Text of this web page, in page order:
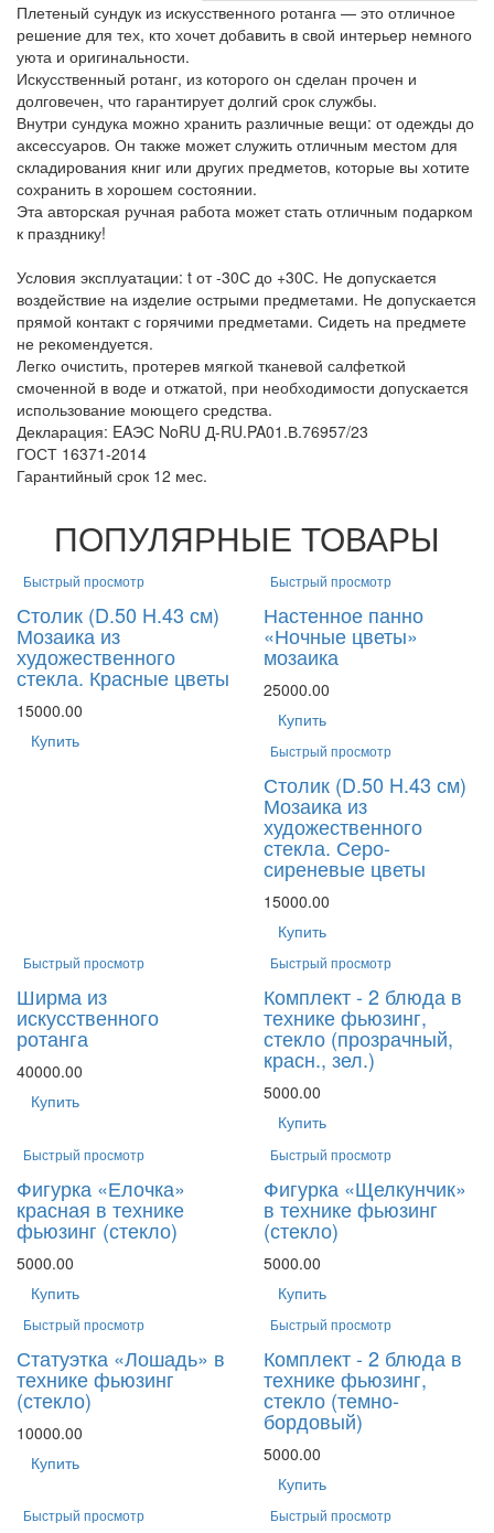
Плетеный сундук из искусственного ротанга — это отличное
решение для тех, кто хочет добавить в свой интерьер немного
уюта и оригинальности.
Искусственный ротанг, из которого он сделан прочен и
долговечен, что гарантирует долгий срок службы.
Внутри сундука можно хранить различные вещи: от одежды до
аксессуаров. Он также может служить отличным местом для
складирования книг или других предметов, которые вы хотите
сохранить в хорошем состоянии.
Эта авторская ручная работа может стать отличным подарком
к празднику!
Условия эксплуатации: t от -30С до +30С. Не допускается
воздействие на изделие острыми предметами. Не допускается
прямой контакт с горячими предметами. Сидеть на предмете
не рекомендуется.
Легко очистить, протерев мягкой тканевой салфеткой
смоченной в воде и отжатой, при необходимости допускается
использование моющего средства.
Декларация: EAЭС NoRU Д-RU.PA01.В.76957/23
ГОСТ 16371-2014
Гарантийный срок 12 мес.
ПОПУЛЯРНЫЕ ТОВАРЫ
Быстрый просмотр
Столик (D.50 H.43 см)
Мозаика из
художественного
стекла. Красные цветы
15000.00
Купить
Быстрый просмотр
Настенное панно
«Ночные цветы»
мозаика
25000.00
Купить
Быстрый просмотр
Столик (D.50 H.43 см)
Мозаика из
художественного
стекла. Серо-
сиреневые цветы
15000.00
Купить
Быстрый просмотр
Ширма из
искусственного
ротанга
40000.00
Купить
Быстрый просмотр
Комплект - 2 блюда в
технике фьюзинг,
стекло (прозрачный,
красн., зел.)
5000.00
Купить
Быстрый просмотр
Фигурка «Елочка»
красная в технике
фьюзинг (стекло)
5000.00
Купить
Быстрый просмотр
Фигурка «Щелкунчик»
в технике фьюзинг
(стекло)
5000.00
Купить
Быстрый просмотр
Статуэтка «Лошадь» в
технике фьюзинг
(стекло)
10000.00
Купить
Быстрый просмотр
Комплект - 2 блюда в
технике фьюзинг,
стекло (темно-
бордовый)
5000.00
Купить
Быстрый просмотр Быстрый просмотр